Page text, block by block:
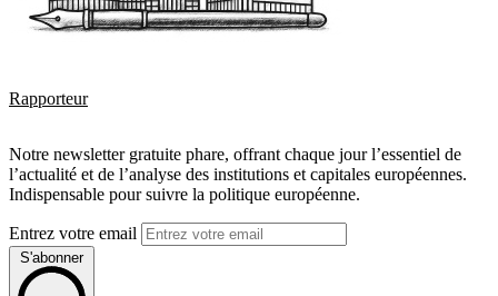
Rapporteur
Notre newsletter gratuite phare, offrant chaque jour l’essentiel de
l’actualité et de l’analyse des institutions et capitales européennes.
Indispensable pour suivre la politique européenne.
Entrez votre email
S'abonner